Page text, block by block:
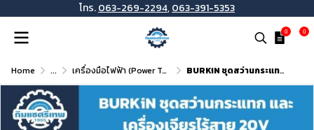
โทร.063-269-2294,063-391-5353
0 0
Home ... เครื่องมือไฟฟ้า (Power Tools) BURKiN ชุดสว่านกระแทกและเครื่องเจียรไร้สาย 20V รุ่น CSB201